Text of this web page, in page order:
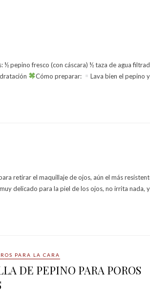
½ pepino fresco (con cáscara) ½ taza de agua
Cómo preparar:
Lava bien el pepino
retirar el maquillaje de ojos, aún el más
delicado para la piel de los ojos, no irrita nada,
PARA LA CARA
DE PEPINO PARA POROS